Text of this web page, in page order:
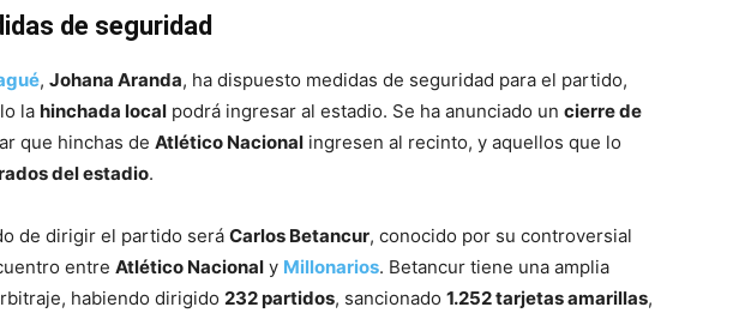
de seguridad
, Johana Aranda, ha dispuesto medidas de seguridad para el partido,
la hinchada local podrá ingresar al estadio. Se ha anunciado un cierre de
que hinchas de Atlético Nacional ingresen al recinto, y aquellos que lo
del estadio.
de dirigir el partido será Carlos Betancur, conocido por su controversial
entre Atlético Nacional y Millonarios. Betancur tiene una amplia
habiendo dirigido 232 partidos, sancionado 1.252 tarjetas amarillas,